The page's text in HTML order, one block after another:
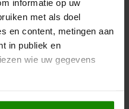
informatie op uw
met als doel
en content, metingen aan
in publiek en
wie uw gegevens
graag: